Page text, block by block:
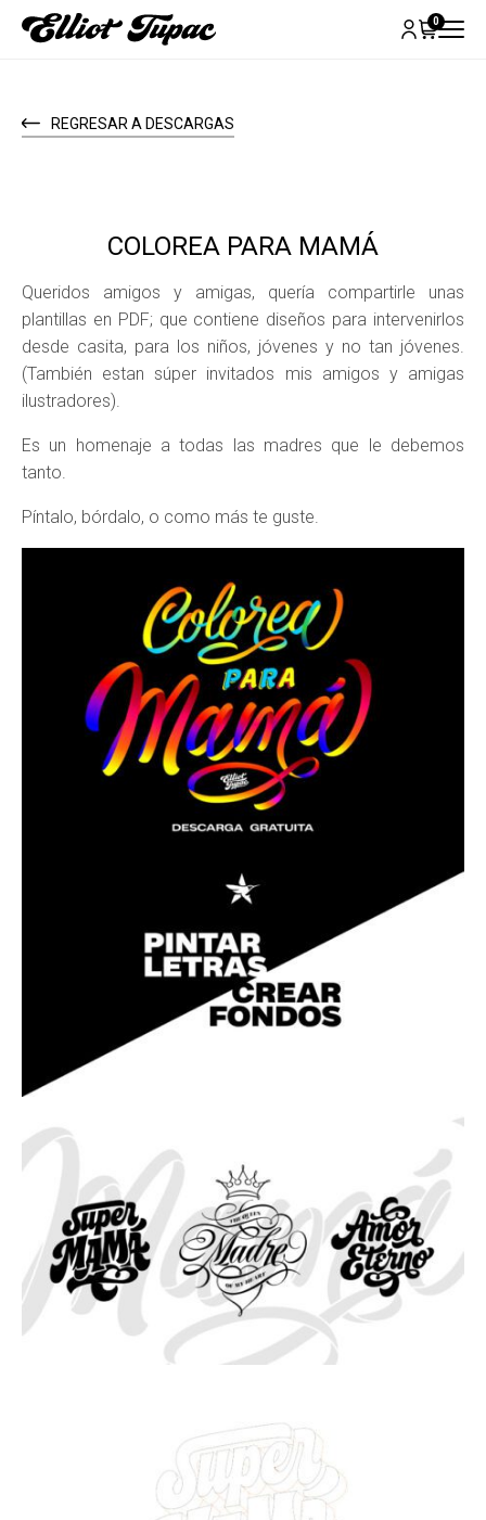
0
REGRESAR A DESCARGAS
COLOREA PARA MAMÁ
Queridos amigos y amigas, quería compartirle unas
plantillas en PDF; que contiene diseños para intervenirlos
desde casita, para los niños, jóvenes y no tan jóvenes.
(También estan súper invitados mis amigos y amigas
ilustradores).
Es un homenaje a todas las madres que le debemos
tanto.
Píntalo, bórdalo, o como más te guste.